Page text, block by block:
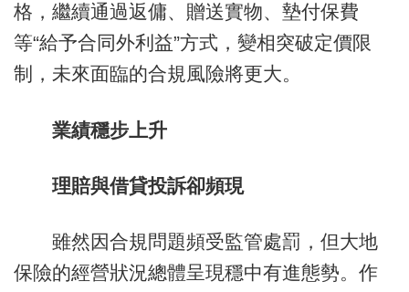
格，繼續通過返傭、贈送實物、墊付保費
等“給予合同外利益”方式，變相突破定價限
制，未來面臨的合規風險將更大。
業績穩步上升
理賠與借貸投訴卻頻現
雖然因合規問題頻受監管處罰，但大地
保險的經營狀況總體呈現穩中有進態勢。作